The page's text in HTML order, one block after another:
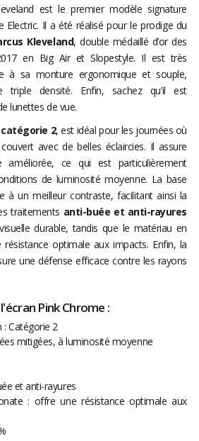
est le premier modèle signature
Electric. Il a été réalisé pour le prodige du
Kleveland, double médaillé d’or des
en Big Air et Slopestyle. Il est très
à sa monture ergonomique et souple,
triple densité. Enfin, sachez qu’il est
lunettes de vue.
catégorie 2, est idéal pour les journées où
avec de belles éclaircies. Il assure
améliorée, ce qui est particulièrement
de luminosité moyenne. La base
à un meilleur contraste, facilitant ainsi la
traitements anti-buée et anti-rayures
durable, tandis que le matériau en
optimale aux impacts. Enfin, la
une défense efficace contre les rayons
Pink Chrome :
: Catégorie 2
mitigées, à luminosité moyenne
et anti-rayures
: offre une résistance optimale aux